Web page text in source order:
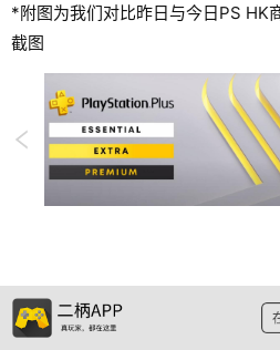
*附图为我们对比昨日与今日PS HK
截图